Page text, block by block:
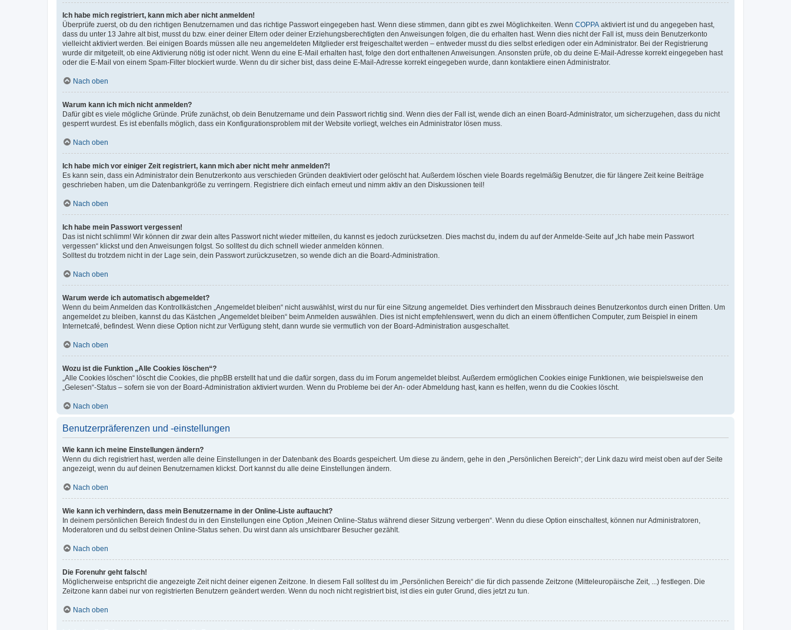
Ich habe mich registriert, kann mich aber nicht anmelden!
Überprüfe zuerst, ob du den richtigen Benutzernamen und das richtige Passwort eingegeben hast. Wenn diese stimmen, dann gibt es zwei Möglichkeiten. Wenn COPPA aktiviert ist und du angegeben hast,
dass du unter 13 Jahre alt bist, musst du bzw. einer deiner Eltern oder deiner Erziehungsberechtigten den Anweisungen folgen, die du erhalten hast. Wenn dies nicht der Fall ist, muss dein Benutzerkonto
vielleicht aktiviert werden. Bei einigen Boards müssen alle neu angemeldeten Mitglieder erst freigeschaltet werden – entweder musst du dies selbst erledigen oder ein Administrator. Bei der Registrierung
wurde dir mitgeteilt, ob eine Aktivierung nötig ist oder nicht. Wenn du eine E-Mail erhalten hast, folge den dort enthaltenen Anweisungen. Ansonsten prüfe, ob du deine E-Mail-Adresse korrekt eingegeben hast
oder die E-Mail von einem Spam-Filter blockiert wurde. Wenn du dir sicher bist, dass deine E-Mail-Adresse korrekt eingegeben wurde, dann kontaktiere einen Administrator.
Nach oben
Warum kann ich mich nicht anmelden?
Dafür gibt es viele mögliche Gründe. Prüfe zunächst, ob dein Benutzername und dein Passwort richtig sind. Wenn dies der Fall ist, wende dich an einen Board-Administrator, um sicherzugehen, dass du nicht
gesperrt wurdest. Es ist ebenfalls möglich, dass ein Konfigurationsproblem mit der Website vorliegt, welches ein Administrator lösen muss.
Nach oben
Ich habe mich vor einiger Zeit registriert, kann mich aber nicht mehr anmelden?!
Es kann sein, dass ein Administrator dein Benutzerkonto aus verschieden Gründen deaktiviert oder gelöscht hat. Außerdem löschen viele Boards regelmäßig Benutzer, die für längere Zeit keine Beiträge
geschrieben haben, um die Datenbankgröße zu verringern. Registriere dich einfach erneut und nimm aktiv an den Diskussionen teil!
Nach oben
Ich habe mein Passwort vergessen!
Das ist nicht schlimm! Wir können dir zwar dein altes Passwort nicht wieder mitteilen, du kannst es jedoch zurücksetzen. Dies machst du, indem du auf der Anmelde-Seite auf „Ich habe mein Passwort
vergessen“ klickst und den Anweisungen folgst. So solltest du dich schnell wieder anmelden können.
Solltest du trotzdem nicht in der Lage sein, dein Passwort zurückzusetzen, so wende dich an die Board-Administration.
Nach oben
Warum werde ich automatisch abgemeldet?
Wenn du beim Anmelden das Kontrollkästchen „Angemeldet bleiben“ nicht auswählst, wirst du nur für eine Sitzung angemeldet. Dies verhindert den Missbrauch deines Benutzerkontos durch einen Dritten. Um
angemeldet zu bleiben, kannst du das Kästchen „Angemeldet bleiben“ beim Anmelden auswählen. Dies ist nicht empfehlenswert, wenn du dich an einem öffentlichen Computer, zum Beispiel in einem
Internetcafé, befindest. Wenn diese Option nicht zur Verfügung steht, dann wurde sie vermutlich von der Board-Administration ausgeschaltet.
Nach oben
Wozu ist die Funktion „Alle Cookies löschen“?
„Alle Cookies löschen“ löscht die Cookies, die phpBB erstellt hat und die dafür sorgen, dass du im Forum angemeldet bleibst. Außerdem ermöglichen Cookies einige Funktionen, wie beispielsweise den
„Gelesen“-Status – sofern sie von der Board-Administration aktiviert wurden. Wenn du Probleme bei der An- oder Abmeldung hast, kann es helfen, wenn du die Cookies löscht.
Nach oben
Benutzerpräferenzen und -einstellungen
Wie kann ich meine Einstellungen ändern?
Wenn du dich registriert hast, werden alle deine Einstellungen in der Datenbank des Boards gespeichert. Um diese zu ändern, gehe in den „Persönlichen Bereich“; der Link dazu wird meist oben auf der Seite
angezeigt, wenn du auf deinen Benutzernamen klickst. Dort kannst du alle deine Einstellungen ändern.
Nach oben
Wie kann ich verhindern, dass mein Benutzername in der Online-Liste auftaucht?
In deinem persönlichen Bereich findest du in den Einstellungen eine Option „Meinen Online-Status während dieser Sitzung verbergen“. Wenn du diese Option einschaltest, können nur Administratoren,
Moderatoren und du selbst deinen Online-Status sehen. Du wirst dann als unsichtbarer Besucher gezählt.
Nach oben
Die Forenuhr geht falsch!
Möglicherweise entspricht die angezeigte Zeit nicht deiner eigenen Zeitzone. In diesem Fall solltest du im „Persönlichen Bereich“ die für dich passende Zeitzone (Mitteleuropäische Zeit, ...) festlegen. Die
Zeitzone kann dabei nur von registrierten Benutzern geändert werden. Wenn du noch nicht registriert bist, ist dies ein guter Grund, dies jetzt zu tun.
Nach oben